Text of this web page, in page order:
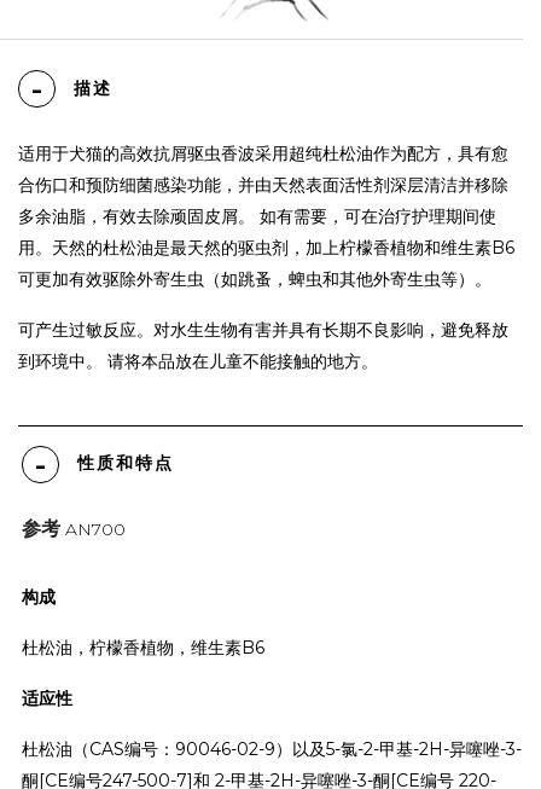
描述
适用于犬猫的高效抗屑驱虫香波采用超纯杜松油作为配方，具有愈
合伤口和预防细菌感染功能，并由天然表面活性剂深层清洁并移除
多余油脂，有效去除顽固皮屑。 如有需要，可在治疗护理期间使
用。天然的杜松油是最天然的驱虫剂，加上柠檬香植物和维生素B6
可更加有效驱除外寄生虫（如跳蚤，蜱虫和其他外寄生虫等）。
可产生过敏反应。对水生生物有害并具有长期不良影响，避免释放
到环境中。 请将本品放在儿童不能接触的地方。
性质和特点
参考 AN700
构成
杜松油，柠檬香植物，维生素B6
适应性
杜松油（CAS编号：90046-02-9）以及5-氯-2-甲基-2H-异噻唑-3-
酮[CE编号247-500-7]和 2-甲基-2H-异噻唑-3-酮[CE编号 220-